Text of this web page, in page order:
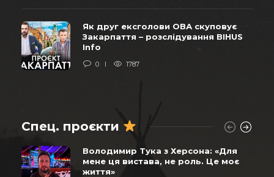
Як друг ексголови ОВА скуповує
Закарпаття – розслідування BIHUS
Info
0 1787
Спец. проєкти
Володимир Тука з Херсона: «Для
мене ця вистава, не роль. Це моє
життя»